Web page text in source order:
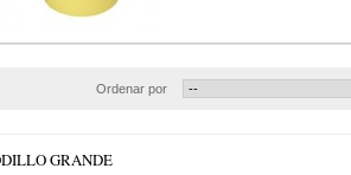
Ordenar por
GRANDE